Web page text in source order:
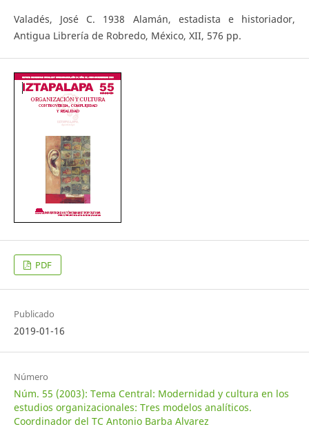
Valadés, José C. 1938 Alamán, estadista e historiador,
Antigua Librería de Robredo, México, XII, 576 pp.
PDF
Publicado
2019-01-16
Número
Núm. 55 (2003): Tema Central: Modernidad y cultura en los
estudios organizacionales: Tres modelos analíticos.
Coordinador del TC Antonio Barba Alvarez